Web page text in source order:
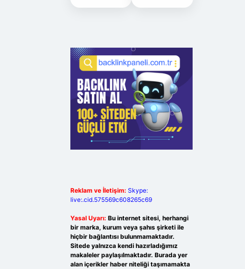
Reklam ve İletişim: Skype:
live:.cid.575569c608265c69
Yasal Uyarı: Bu internet sitesi, herhangi
bir marka, kurum veya şahıs şirketi ile
hiçbir bağlantısı bulunmamaktadır.
Sitede yalnızca kendi hazırladığımız
makaleler paylaşılmaktadır. Burada yer
alan içerikler haber niteliği taşımamakta